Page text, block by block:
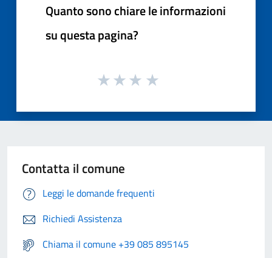
Quanto sono chiare le informazioni
su questa pagina?
Contatta il comune
Leggi le domande frequenti
Richiedi Assistenza
Chiama il comune +39 085 895145